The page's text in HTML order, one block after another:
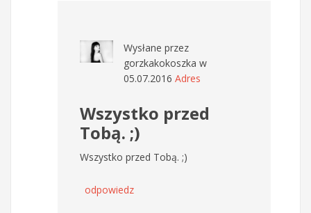
Wysłane przez
gorzkakokoszka w
05.07.2016 Adres
Wszystko przed
Tobą. ;)
Wszystko przed Tobą. ;)
odpowiedz